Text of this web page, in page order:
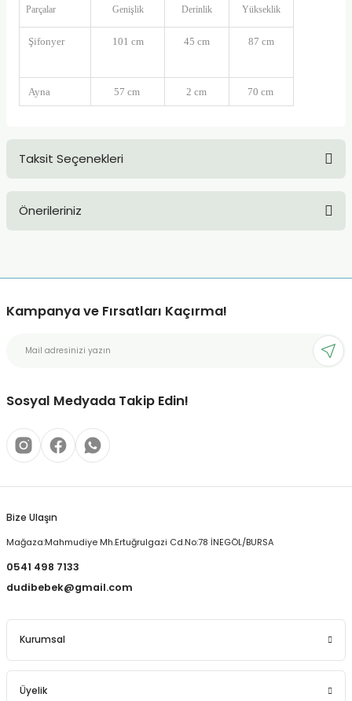
Parçalar Genişlik Derinlik Yükseklik
Şifonyer 101 cm 45 cm 87 cm
Ayna 57 cm 2 cm 70 cm
Taksit Seçenekleri
Önerileriniz
kullanarak tarafımıza iletebilirsiniz.
Ürün açıklamasında eksik bilgiler bulunuyor.
Ürün fiyatı diğer sitelerden daha pahalı.
Kampanya ve Fırsatları Kaçırma!
Sosyal Medyada Takip Edin!
Bize Ulaşın
Mağaza:Mahmudiye Mh.Ertuğrulgazi Cd.No:78 İNEGÖL/BURSA
0541 498 7133
dudibebek@gmail.com
Kurumsal
Üyelik